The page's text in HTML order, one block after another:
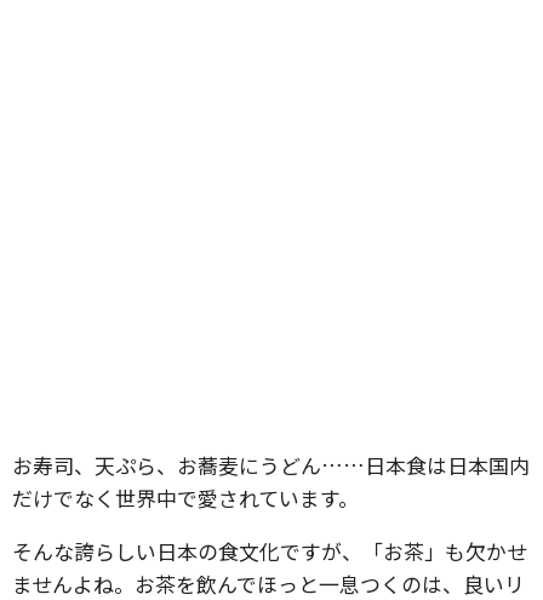
お寿司、天ぷら、お蕎麦にうどん……日本食は日本国内
だけでなく世界中で愛されています。
そんな誇らしい日本の食文化ですが、「お茶」も欠かせ
ませんよね。お茶を飲んでほっと一息つくのは、良いリ